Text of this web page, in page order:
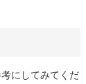
にしてみてくだ